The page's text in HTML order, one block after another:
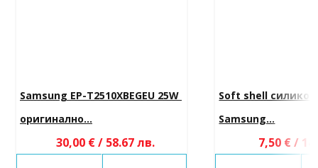
Samsung EP-T2510XBEGEU 25W
оригинално...
30,00 € / 58.67 лв.
Soft shell
Samsung...
7,50 € /